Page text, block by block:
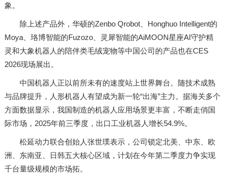
象。
除上述产品外，华硕的Zenbo Qrobot、Honghuo Intelligent的
Moya、珞博智能的Fuzozo、灵犀智能的AiMOON星座AI守护精
灵和大象机器人的陪伴类毛绒宠物等中国公司的产品也在CES
2026现场展出。
中国机器人正以前所未有的速度站上世界舞台。随技术成熟
与品牌提升，人形机器人有望成为新一轮“出海”主力。据海关多个
方面数据显示，我国制造的机器人应用场景更丰富，不断走俏国
际市场，2025年前三季度，出口工业机器人增长54.9%。
松延动力联合创始人张世璞表示，公司锁定北美、中东、欧
洲、东南亚、日韩五大核心区域，计划在今年第二季度力争实现
千台量级规模的市场拓。